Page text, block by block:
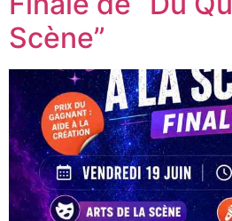
Scène”